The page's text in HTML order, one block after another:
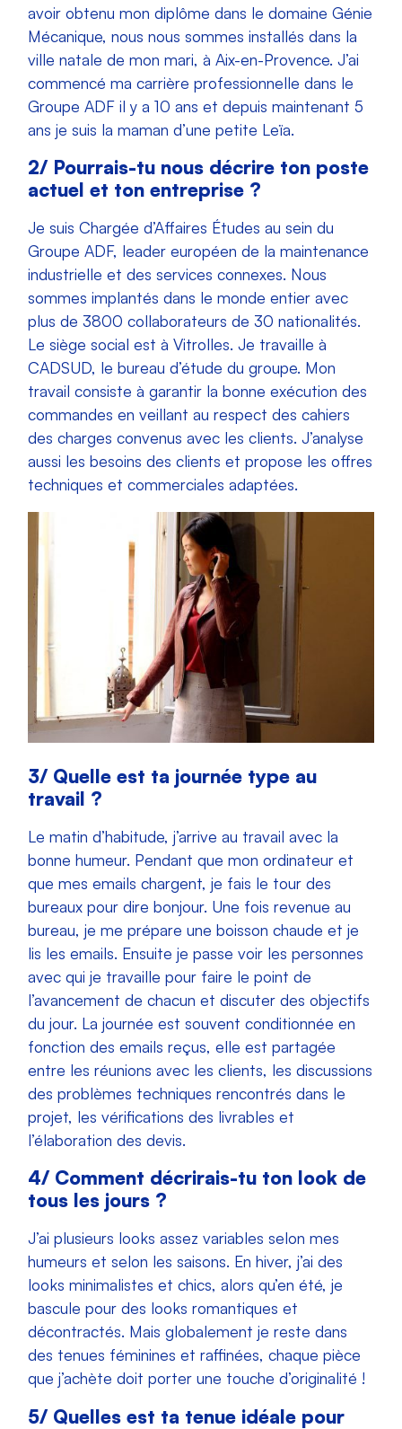
avoir obtenu mon diplôme dans le domaine Génie
Mécanique, nous nous sommes installés dans la
ville natale de mon mari, à Aix-en-Provence. J’ai
commencé ma carrière professionnelle dans le
Groupe ADF il y a 10 ans et depuis maintenant 5
ans je suis la maman d’une petite Leïa.
2/ Pourrais-tu nous décrire ton poste
actuel et ton entreprise ?
Je suis Chargée d’Affaires Études au sein du
Groupe ADF, leader européen de la maintenance
industrielle et des services connexes. Nous
sommes implantés dans le monde entier avec
plus de 3800 collaborateurs de 30 nationalités.
Le siège social est à Vitrolles. Je travaille à
CADSUD, le bureau d’étude du groupe. Mon
travail consiste à garantir la bonne exécution des
commandes en veillant au respect des cahiers
des charges convenus avec les clients. J’analyse
aussi les besoins des clients et propose les offres
techniques et commerciales adaptées.
3/ Quelle est ta journée type au
travail ?
Le matin d’habitude, j’arrive au travail avec la
bonne humeur. Pendant que mon ordinateur et
que mes emails chargent, je fais le tour des
bureaux pour dire bonjour. Une fois revenue au
bureau, je me prépare une boisson chaude et je
lis les emails. Ensuite je passe voir les personnes
avec qui je travaille pour faire le point de
l’avancement de chacun et discuter des objectifs
du jour. La journée est souvent conditionnée en
fonction des emails reçus, elle est partagée
entre les réunions avec les clients, les discussions
des problèmes techniques rencontrés dans le
projet, les vérifications des livrables et
l’élaboration des devis.
4/ Comment décrirais-tu ton look de
tous les jours ?
J’ai plusieurs looks assez variables selon mes
humeurs et selon les saisons. En hiver, j’ai des
looks minimalistes et chics, alors qu’en été, je
bascule pour des looks romantiques et
décontractés. Mais globalement je reste dans
des tenues féminines et raffinées, chaque pièce
que j’achète doit porter une touche d’originalité !
5/ Quelles est ta tenue idéale pour